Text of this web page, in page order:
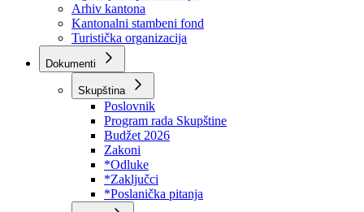
BPK šume
RTV BPK
Agencija za privatizaciju
Arhiv kantona
Kantonalni stambeni fond
Turistička organizacija
Dokumenti
Skupština
Poslovnik
Program rada Skupštine
Budžet 2026
Zakoni
*Odluke